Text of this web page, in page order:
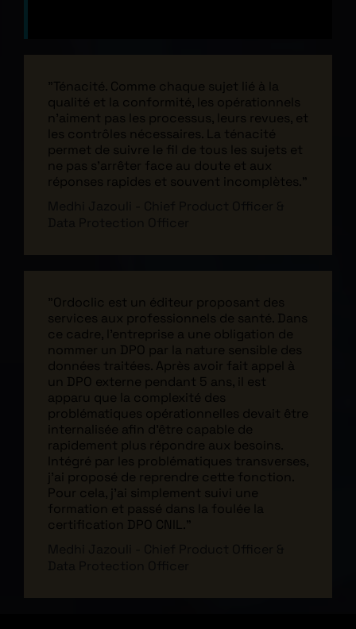
"Ténacité. Comme chaque sujet lié à la
qualité et la conformité, les opérationnels
n'aiment pas les processus, leurs revues, et
les contrôles nécessaires. La ténacité
permet de suivre le fil de tous les sujets et
ne pas s'arrêter face au doute et aux
réponses rapides et souvent incomplètes."
"Ordoclic est un éditeur proposant des
services aux professionnels de santé. Dans
ce cadre, l'entreprise a une obligation de
nommer un DPO par la nature sensible des
données traitées. Après avoir fait appel à
un DPO externe pendant 5 ans, il est
apparu que la complexité des
problématiques opérationnelles devait être
internalisée afin d'être capable de
rapidement plus répondre aux besoins.
Intégré par les problématiques transverses,
j'ai proposé de reprendre cette fonction.
Pour cela, j'ai simplement suivi une
formation et passé dans la foulée la
certification DPO CNIL."